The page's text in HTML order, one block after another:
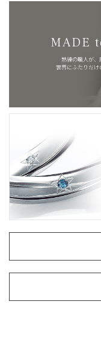
MADE
熟練の職人が、
世界にふたりだけ